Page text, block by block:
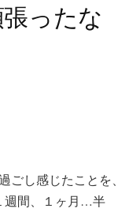
ったな
ごし感じたことを、
週間、１ヶ月…半